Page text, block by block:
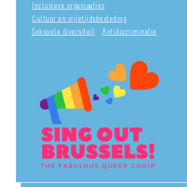
Inclusieve organisaties
Cultuur en vrijetijdsbesteding
Seksuele diversiteit
Antidiscriminatie